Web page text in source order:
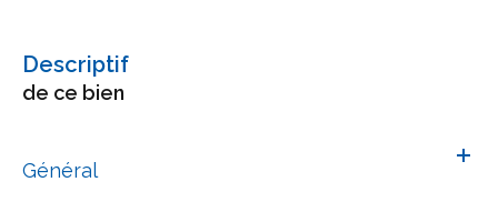
descriptif
de ce bien
Général